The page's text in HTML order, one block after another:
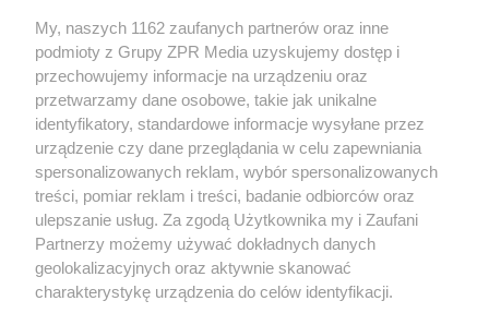
Żaden utwór zamieszczony w serwisie nie może być powielany i
rozpowszechniany lub dalej rozpowszechniany w jakikolwiek sposób (w
tym także elektroniczny lub mechaniczny) na jakimkolwiek polu
eksploatacji w jakiejkolwiek formie, włącznie z umieszczaniem w
Internecie bez pisemnej zgody właściciela praw. Jakiekolwiek użycie lub
wykorzystanie utworów w całości lub w części z naruszeniem prawa,
tzn. bez właściwej zgody, jest zabronione pod groźbą kary i może być
ścigane prawnie.
My, naszych 1162 zaufanych partnerów oraz inne
podmioty z Grupy ZPR Media uzyskujemy dostęp i
przechowujemy informacje na urządzeniu oraz
przetwarzamy dane osobowe, takie jak unikalne
identyfikatory, standardowe informacje wysyłane przez
urządzenie czy dane przeglądania w celu zapewniania
spersonalizowanych reklam, wybór spersonalizowanych
treści, pomiar reklam i treści, badanie odbiorców oraz
ulepszanie usług. Za zgodą Użytkownika my i Zaufani
Partnerzy możemy używać dokładnych danych
geolokalizacyjnych oraz aktywnie skanować
charakterystykę urządzenia do celów identyfikacji.